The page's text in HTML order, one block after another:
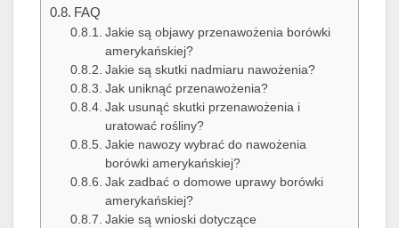
FAQ
Jakie są objawy przenawożenia borówki
amerykańskiej?
Jakie są skutki nadmiaru nawożenia?
Jak uniknąć przenawożenia?
Jak usunąć skutki przenawożenia i
uratować rośliny?
Jakie nawozy wybrać do nawożenia
borówki amerykańskiej?
Jak zadbać o domowe uprawy borówki
amerykańskiej?
Jakie są wnioski dotyczące